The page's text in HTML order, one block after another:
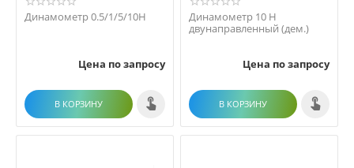
Динамометр 0.5/1/5/10Н
Цена по запросу
В КОРЗИНУ
Динамометр 10 Н
двунаправленный (дем.)
Цена по запросу
В КОРЗИНУ